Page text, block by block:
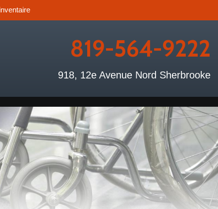
819-564-9222
918, 12e Avenue Nord Sherbrooke